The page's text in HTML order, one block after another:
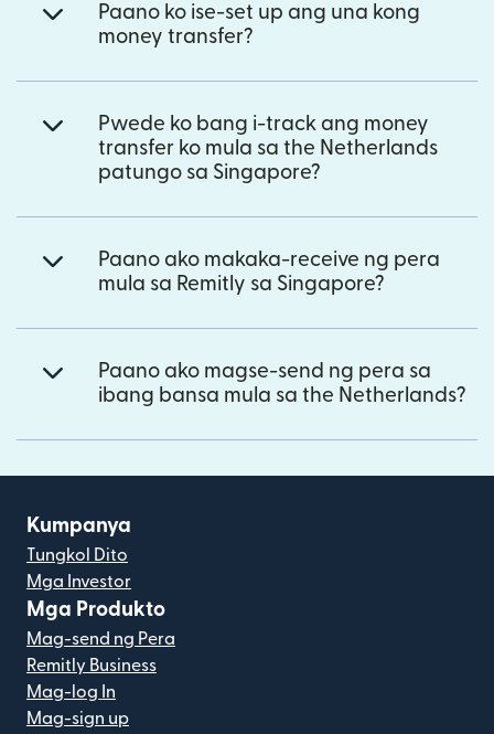
Paano ko ise-set up ang una kong
money transfer?
Pwede ko bang i-track ang money
transfer ko mula sa the Netherlands
patungo sa Singapore?
Paano ako makaka-receive ng pera
mula sa Remitly sa Singapore?
Paano ako magse-send ng pera sa
ibang bansa mula sa the Netherlands?
Kumpanya
Tungkol Dito
Mga Investor
Mga Produkto
Mag-send ng Pera
Remitly Business
Mag-log In
Mag-sign up